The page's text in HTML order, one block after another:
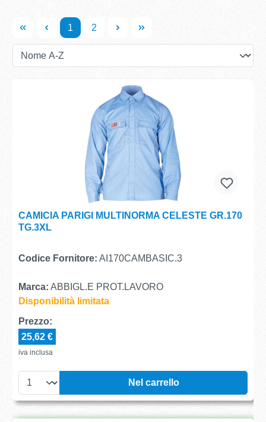
1 2
CAMICIA PARIGI MULTINORMA CELESTE GR.170
TG.3XL
Codice Fornitore: AI170CAMBASIC.3
Marca: ABBIGL.E PROT.LAVORO
Disponibilità limitata
Prezzo:
25,62 €
iva inclusa
Nel carrello